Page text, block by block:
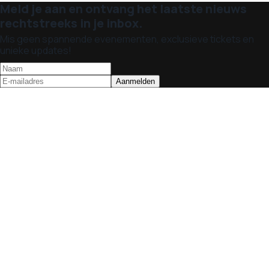
Meld je aan en ontvang het laatste nieuws
rechtstreeks in je inbox.
Mis geen spannende evenementen, exclusieve tickets en
unieke updates!